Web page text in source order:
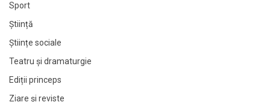
Sport
Știință
Științe sociale
Teatru și dramaturgie
Ediții princeps
Ziare şi reviste